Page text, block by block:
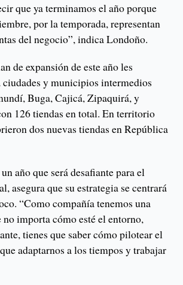
que ya terminamos el año porque
por la temporada, representan
del negocio”, indica Londoño.
de expansión de este año les
y municipios intermedios
Buga, Cajicá, Zipaquirá, y
126 tiendas en total. En territorio
dos nuevas tiendas en República
año que será desafiante para el
asegura que su estrategia se centrará
“Como compañía tenemos una
no importa cómo esté el entorno,
tienes que saber cómo pilotear el
adaptarnos a los tiempos y trabajar